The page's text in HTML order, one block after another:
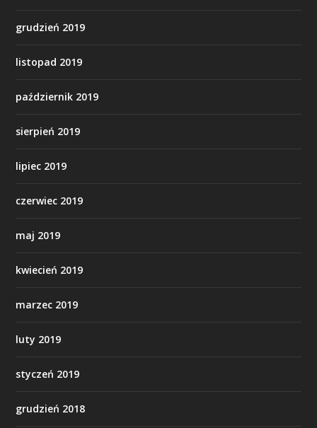
grudzień 2019
listopad 2019
październik 2019
sierpień 2019
lipiec 2019
czerwiec 2019
maj 2019
kwiecień 2019
marzec 2019
luty 2019
styczeń 2019
grudzień 2018